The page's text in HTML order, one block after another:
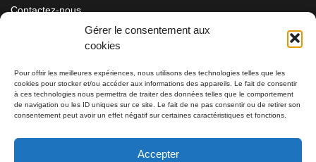
Gérer le consentement aux
cookies
Pour offrir les meilleures expériences, nous utilisons des technologies telles que les
cookies pour stocker et/ou accéder aux informations des appareils. Le fait de consentir
à ces technologies nous permettra de traiter des données telles que le comportement
de navigation ou les ID uniques sur ce site. Le fait de ne pas consentir ou de retirer son
consentement peut avoir un effet négatif sur certaines caractéristiques et fonctions.
Accepter
Contactez-nous
Information
Bijouterie SIAUD11 rue Masséna 06000 NICE
Tél: 04 93 82 29 34 / 09 78 81 68 81